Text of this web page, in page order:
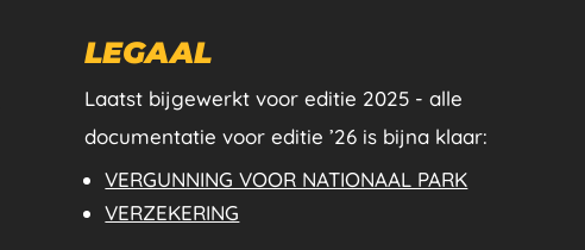
LEGAAL
Laatst bijgewerkt voor editie 2025 - alle
documentatie voor editie ’26 is bijna klaar:
VERGUNNING VOOR NATIONAAL PARK
VERZEKERING